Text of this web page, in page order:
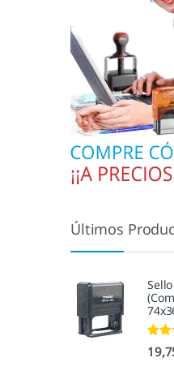
Últimos
5.00